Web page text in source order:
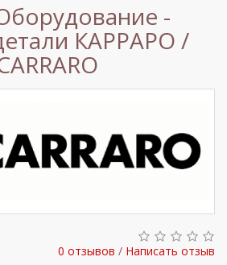
-
КАРРАРО /
0 отзывов / Написать отзыв